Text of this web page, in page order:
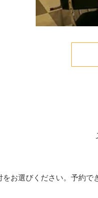
をお選びください。予約で